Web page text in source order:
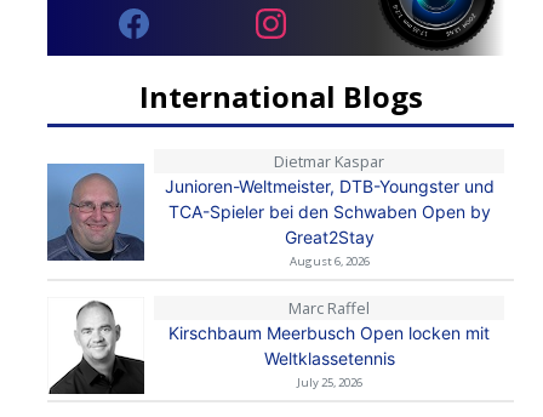
International Blogs
Dietmar Kaspar
Junioren-Weltmeister, DTB-Youngster und
TCA-Spieler bei den Schwaben Open by
Great2Stay
August 6, 2026
Marc Raffel
Kirschbaum Meerbusch Open locken mit
Weltklassetennis
July 25, 2026